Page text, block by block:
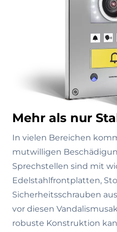
Mehr als nur
In vielen Bereichen
mutwilligen
Sprechstellen sind mit
Edelstahlfrontplatten,
Sicherheitsschrauben
vor diesen
robuste Konstruktion